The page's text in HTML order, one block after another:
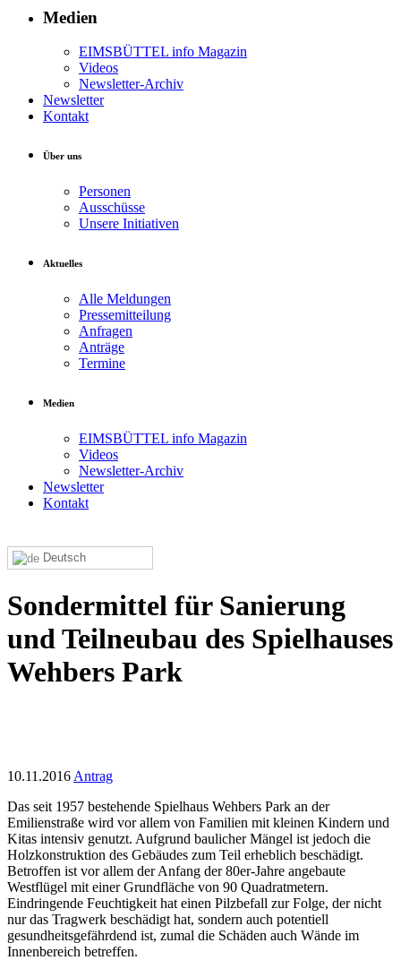
Medien
EIMSBÜTTEL info Magazin
Videos
Newsletter-Archiv
Newsletter
Kontakt
Über uns
Personen
Ausschüsse
Unsere Initiativen
Aktuelles
Alle Meldungen
Pressemitteilung
Anfragen
Anträge
Termine
Medien
EIMSBÜTTEL info Magazin
Videos
Newsletter-Archiv
Newsletter
Kontakt
Deutsch
Sondermittel für Sanierung
und Teilneubau des Spielhauses
Wehbers Park
10.11.2016 Antrag
Das seit 1957 bestehende Spielhaus Wehbers Park an der
Emilienstraße wird vor allem von Familien mit kleinen Kindern und
Kitas intensiv genutzt. Aufgrund baulicher Mängel ist jedoch die
Holzkonstruktion des Gebäudes zum Teil erheblich beschädigt.
Betroffen ist vor allem der Anfang der 80er-Jahre angebaute
Westflügel mit einer Grundfläche von 90 Quadratmetern.
Eindringende Feuchtigkeit hat einen Pilzbefall zur Folge, der nicht
nur das Tragwerk beschädigt hat, sondern auch potentiell
gesundheitsgefährdend ist, zumal die Schäden auch Wände im
Innenbereich betreffen.